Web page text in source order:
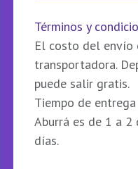
Términos y
El costo del envío
transportadora.
puede salir gratis.
Tiempo de
Aburrá es de 1 a
días.